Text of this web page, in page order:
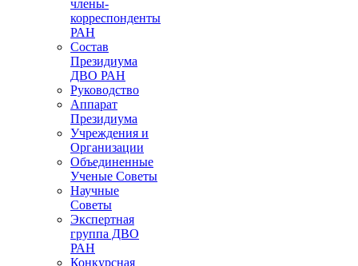
члены-
корреспонденты
РАН
Состав
Президиума
ДВО РАН
Руководство
Аппарат
Президиума
Учреждения и
Организации
Объединенные
Ученые Советы
Научные
Советы
Экспертная
группа ДВО
РАН
Конкурсная